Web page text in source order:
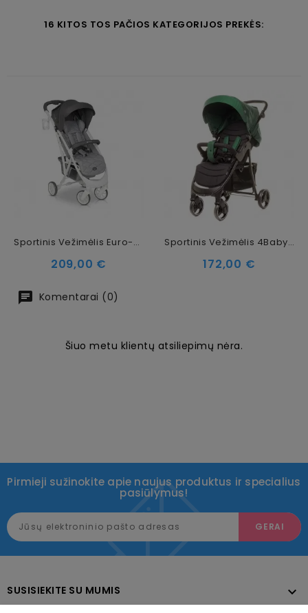
16 KITOS TOS PAČIOS KATEGORIJOS PREKĖS:
Sportinis Vežimėlis Euro-Cart Volt Pro Pearl
Kaina
209,00 €
Sportinis Vežimėlis 4Baby Rapid XXIII Green
Kaina
172,00 €
Komentarai (0)
Šiuo metu klientų atsiliepimų nėra.
Pirmieji sužinokite apie naujus produktus ir specialius
pasiūlymus!
SUSISIEKITE SU MUMIS 